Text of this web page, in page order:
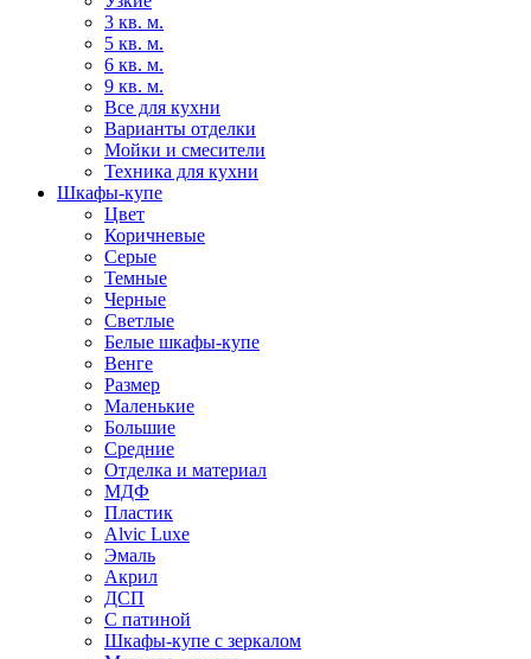
3 кв. м.
5 кв. м.
6 кв. м.
9 кв. м.
Все для кухни
Варианты отделки
Мойки и смесители
Техника для кухни
Шкафы-купе
Цвет
Коричневые
Серые
Темные
Черные
Светлые
Белые шкафы-купе
Венге
Размер
Маленькие
Большие
Средние
Отделка и материал
МДФ
Пластик
Alvic Luxe
Эмаль
Акрил
ДСП
С патиной
Шкафы-купе с зеркалом